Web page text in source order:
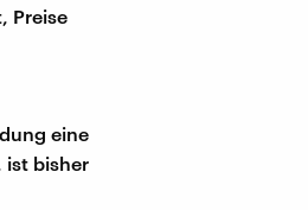
Preise
eine
ist bisher